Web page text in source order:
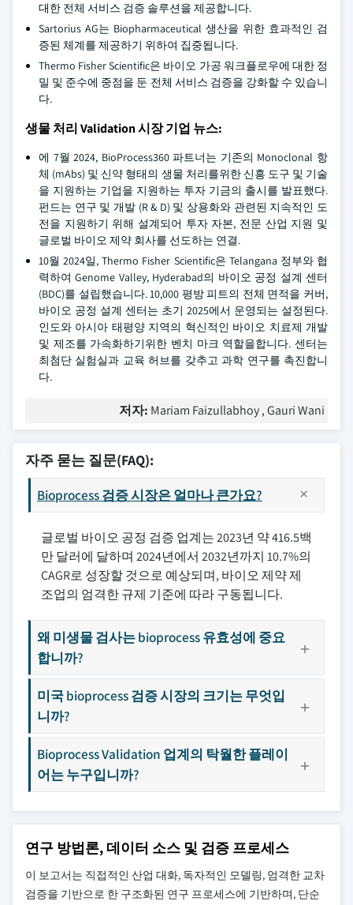
대한 전체 서비스 검증 솔루션을 제공합니다.
Sartorius AG는 Biopharmaceutical 생산을 위한 효과적인 검
증된 체계를 제공하기 위하여 집중됩니다.
Thermo Fisher Scientific은 바이오 가공 워크플로우에 대한 정
밀 및 준수에 중점을 둔 전체 서비스 검증을 강화할 수 있습니
다.
생물 처리 Validation 시장 기업 뉴스:
에 7월 2024, BioProcess360 파트너는 기존의 Monoclonal 항
체 (mAbs) 및 신약 형태의 생물 처리를위한 신흥 도구 및 기술
을 지원하는 기업을 지원하는 투자 기금의 출시를 발표했다.
펀드는 연구 및 개발 (R & D) 및 상용화와 관련된 지속적인 도
전을 지원하기 위해 설계되어 투자 자본, 전문 산업 지원 및
글로벌 바이오 제약 회사를 선도하는 연결.
10월 2024일, Thermo Fisher Scientific은 Telangana 정부와 협
력하여 Genome Valley, Hyderabad의 바이오 공정 설계 센터
(BDC)를 설립했습니다. 10,000 평방 피트의 전체 면적을 커버,
바이오 공정 설계 센터는 초기 2025에서 운영되는 설정된다.
인도와 아시아 태평양 지역의 혁신적인 바이오 치료제 개발
및 제조를 가속화하기위한 벤치 마크 역할을합니다. 센터는
최첨단 실험실과 교육 허브를 갖추고 과학 연구를 촉진합니
다.
저자: Mariam Faizullabhoy , Gauri Wani
자주 묻는 질문(FAQ):
Bioprocess 검증 시장은 얼마나 큰가요?
글로벌 바이오 공정 검증 업계는 2023년 약 416.5백
만 달러에 달하며 2024년에서 2032년까지 10.7%의
CAGR로 성장할 것으로 예상되며, 바이오 제약 제
조업의 엄격한 규제 기준에 따라 구동됩니다.
왜 미생물 검사는 bioprocess 유효성에 중요
합니까?
미국 bioprocess 검증 시장의 크기는 무엇입
니까?
Bioprocess Validation 업계의 탁월한 플레이
어는 누구입니까?
연구 방법론, 데이터 소스 및 검증 프로세스
이 보고서는 직접적인 산업 대화, 독자적인 모델링, 엄격한 교차
검증을 기반으로 한 구조화된 연구 프로세스에 기반하며, 단순